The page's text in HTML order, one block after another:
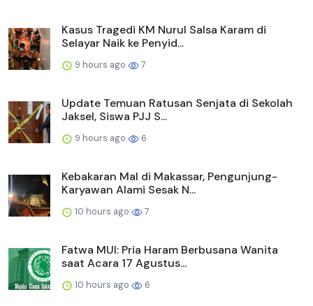
Kasus Tragedi KM Nurul Salsa Karam di
Selayar Naik ke Penyid...
9 hours ago 7
Update Temuan Ratusan Senjata di Sekolah
Jaksel, Siswa PJJ S...
9 hours ago 6
Kebakaran Mal di Makassar, Pengunjung-
Karyawan Alami Sesak N...
10 hours ago 7
Fatwa MUI: Pria Haram Berbusana Wanita
saat Acara 17 Agustus...
10 hours ago 6